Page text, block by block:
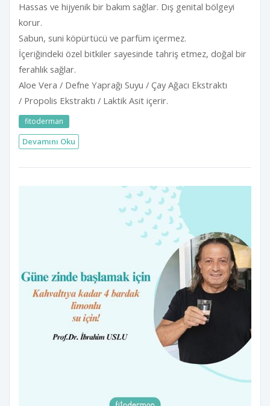
Hassas ve hijyenik bir bakım sağlar. Dış genital bölgeyi
korur.
Sabun, suni köpürtücü ve parfüm içermez.
İçeriğindeki özel bitkiler sayesinde tahriş etmez, doğal bir
ferahlık sağlar.
Aloe Vera / Defne Yaprağı Suyu / Çay Ağacı Ekstraktı
/ Propolis Ekstraktı / Laktik Asit içerir.
fitoderman
Devamını Oku